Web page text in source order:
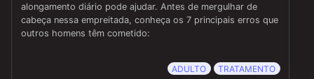
alongamento diário pode ajudar. Antes de mergulhar de
cabeça nessa empreitada, conheça os 7 principais erros que
outros homens têm cometido:
ADULTO TRATAMENTO